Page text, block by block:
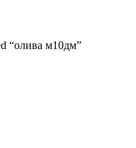
“олива м10дм”